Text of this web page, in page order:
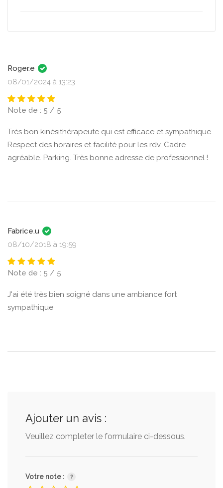
Roger.e
08/01/2024 à 13:23
Note de : 5 / 5
Très bon kinésithérapeute qui est efficace et sympathique.
Respect des horaires et facilité pour les rdv. Cadre
agréable. Parking. Très bonne adresse de professionnel !
Fabrice.u
08/10/2018 à 19:59
Note de : 5 / 5
J'ai été très bien soigné dans une ambiance fort
sympathique
Ajouter un avis :
Veuillez completer le formulaire ci-dessous.
Votre note :